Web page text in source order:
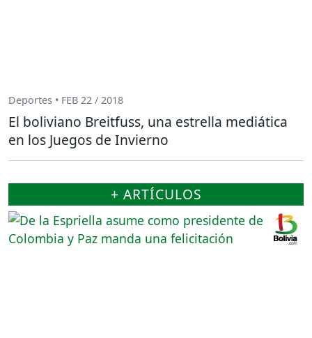
Deportes • FEB 22 / 2018
El boliviano Breitfuss, una estrella mediática
en los Juegos de Invierno
+ ARTÍCULOS